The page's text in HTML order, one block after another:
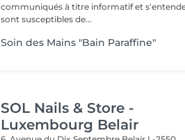
communiqués à titre informatif et
sont susceptibles de...
Soin des Mains "Bain Paraffine"
SOL Nails & Store -
Luxembourg Belair